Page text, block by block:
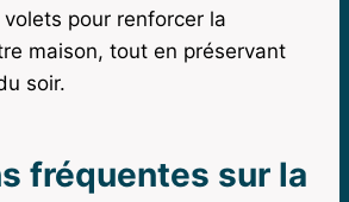
pour renforcer la
maison, tout en préservant
soir.
fréquentes sur la